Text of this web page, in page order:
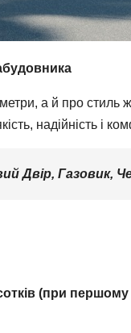
а й про стиль
надійність і
Двір, Газовик,
(при